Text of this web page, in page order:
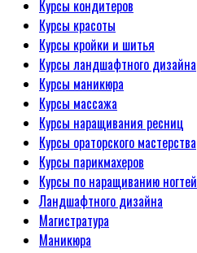
Курсы кондитеров
Курсы красоты
Курсы кройки и шитья
Курсы ландшафтного дизайна
Курсы маникюра
Курсы массажа
Курсы наращивания ресниц
Курсы ораторского мастерства
Курсы парикмахеров
Курсы по наращиванию ногтей
Ландшафтного дизайна
Магистратура
Маникюра